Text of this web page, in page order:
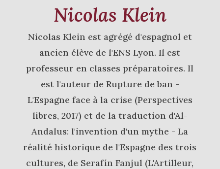
Nicolas Klein
Nicolas Klein est agrégé d'espagnol et
ancien élève de l'ENS Lyon. Il est
professeur en classes préparatoires. Il
est l'auteur de Rupture de ban -
L'Espagne face à la crise (Perspectives
libres, 2017) et de la traduction d'Al-
Andalus: l'invention d'un mythe - La
réalité historique de l'Espagne des trois
cultures, de Serafín Fanjul (L'Artilleur,